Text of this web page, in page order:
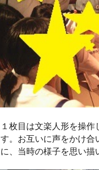
１枚目は文楽人形を操
す。お互いに声をかけ合
に、当時の様子を思い描